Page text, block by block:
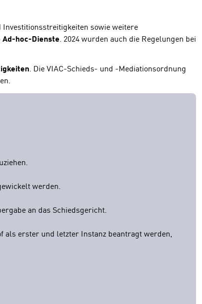
sowie weitere
hoc-Dienste. 2024 wurden auch die Regelungen bei
. Die VIAC-Schieds- und -Mediationsordnung
werden.
an das Schiedsgericht.
als erster und letzter Instanz beantragt werden,